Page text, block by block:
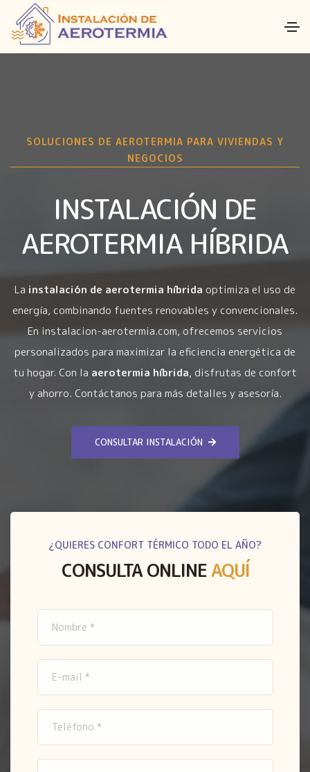
SOLUCIONES DE AEROTERMIA PARA VIVIENDAS Y
NEGOCIOS
INSTALACIÓN DE
AEROTERMIA HÍBRIDA
La instalación de aerotermia híbrida optimiza el uso de
energía, combinando fuentes renovables y convencionales.
En instalacion-aerotermia.com, ofrecemos servicios
personalizados para maximizar la eficiencia energética de
tu hogar. Con la aerotermia híbrida, disfrutas de confort
y ahorro. Contáctanos para más detalles y asesoría.
CONSULTAR INSTALACIÓN
¿QUIERES CONFORT TÉRMICO TODO EL AÑO?
CONSULTA ONLINEAQUÍ